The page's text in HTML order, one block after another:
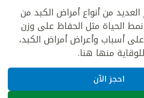
من أنواع أمراض الكبد من
الحياة مثل الحفاظ على وزن
أسباب وأعراض أمراض الكبد،
منها هنا.
احجز الآن